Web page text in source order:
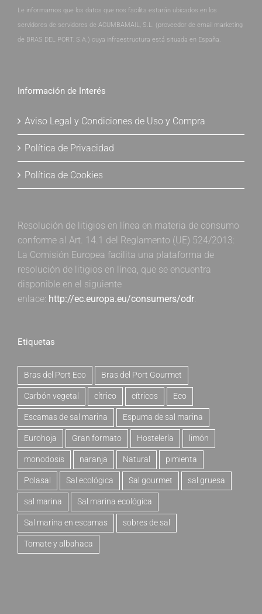
Le informamos que los datos que nos facilita estarán ubicados en los
servidores de servidores de ACUMBAMAIL, S.L. (proveedor de email marketing
de BRAS DEL PORT, S.A.) cuya infraestructura está situada en España.
Información de Interés
Aviso Legal y Condiciones de Uso y Compra
Política de Privacidad
Política de Cookies
Resolución de litigios en línea en materia de consumo
conforme al Art. 14.1 del Reglamento (UE) 524/2013:
La Comisión Europea facilita una plataforma de
resolución de litigios en línea, que se encuentra
disponible en el siguiente
enlace: http://ec.europa.eu/consumers/odr.
Etiquetas
Bras del Port Eco Bras del Port Gourmet
Carbón vegetal cítrico cítricos Eco
Escamas de sal marina Espuma de sal marina
Eurohoja Gran formato Hostelería limón
monodosis naranja Natural pimienta
Polasal Sal ecológica Sal gourmet sal gruesa
sal marina Sal marina ecológica
Sal marina en escamas sobres de sal
Tomate y albahaca